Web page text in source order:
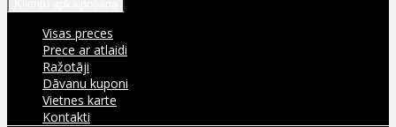
Visas preces
Prece ar atlaidi
Ražotāji
Dāvanu kuponi
Vietnes karte
Kontakti